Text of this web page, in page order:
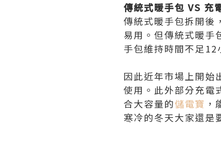
傳統式暖手包 VS 充
傳統式暖手包拆開後
易用。但傳統式暖手
手包維持時間不足12
因此近年市場上開始
使用。此外部分充電
合大容量的儲電寶
寒冷的冬天大家還是